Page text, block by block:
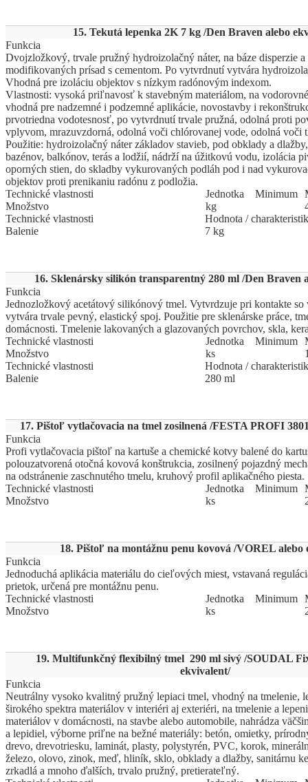
15. Tekutá lepenka 2K 7 kg /Den Braven alebo
Funkcia
Dvojzložkový, trvale pružný hydroizolačný náter, na báze disperzie a
modifikovaných prísad s cementom. Po vytvrdnutí vytvára
Vhodná pre izoláciu objektov s nízkym radónovým indexom.
Vlastnosti: vysoká priľnavosť k stavebným materiálom, na
vhodná pre nadzemné i podzemné aplikácie, novostavby i
prvotriedna vodotesnosť, po vytvrdnutí trvale pružná, odolná proti
vplyvom, mrazuvzdorná, odolná voči chlórovanej vode, odolná voči
Použitie: hydroizolačný náter základov stavieb, pod obklady a
bazénov, balkónov, terás a lodžií, nádrží na úžitkovú vodu, izolácia
oporných stien, do skladby vykurovaných podláh pod i nad
objektov proti prenikaniu radónu z podložia.
Technické vlastnosti
Jed­not­ka Mi­ni­mum
Množstvo
kg
Technické vlastnosti
Hodnota /
Balenie
7 kg
16. Sklenársky silikón transparentný 280 ml /Den Braven
Funkcia
Jednozložkový acetátový silikónový tmel. Vytvrdzuje pri kontakte
vytvára trvale pevný, elastický spoj. Použitie pre sklenárske práce,
domácnosti. Tmelenie lakovaných a glazovaných povrchov, skla,
Technické vlastnosti
Jed­not­ka Mi­ni­mum
Množstvo
ks
Technické vlastnosti
Hodnota /
Balenie
280 ml
17. Pištoľ vytlačovacia na tmel zosilnená /FESTA PROFI
Funkcia
Profi vytlačovacia pištoľ na kartuše a chemické kotvy balené do
polouzatvorená otočná kovová konštrukcia, zosilnený pojazdný
na odstránenie zaschnutého tmelu, kruhový profil aplikačného piesta.
Technické vlastnosti
Jed­not­ka Mi­ni­mum
Množstvo
ks
18. Pištoľ na montážnu penu kovová /VOREL alebo
Funkcia
Jednoduchá aplikácia materiálu do cieľových miest, vstavaná
prietok, určená pre montážnu penu.
Technické vlastnosti
Jed­not­ka Mi­ni­mum
Množstvo
ks
19. Multifunkčný flexibilný tmel 290 ml sivý /SOUDAL
ekvivalent/
Funkcia
Neutrálny vysoko kvalitný pružný lepiaci tmel, vhodný na tmelenie,
širokého spektra materiálov v interiéri aj exteriéri, na tmelenie a
materiálov v domácnosti, na stavbe alebo automobile, nahrádza
a lepidiel, výborne priľne na bežné materiály: betón, omietky,
drevo, drevotriesku, laminát, plasty, polystyrén, PVC, korok,
železo, olovo, zinok, meď, hliník, sklo, obklady a dlažby, sanitárnu
zrkadlá a mnoho ďalších, trvalo pružný, pretierateľný.